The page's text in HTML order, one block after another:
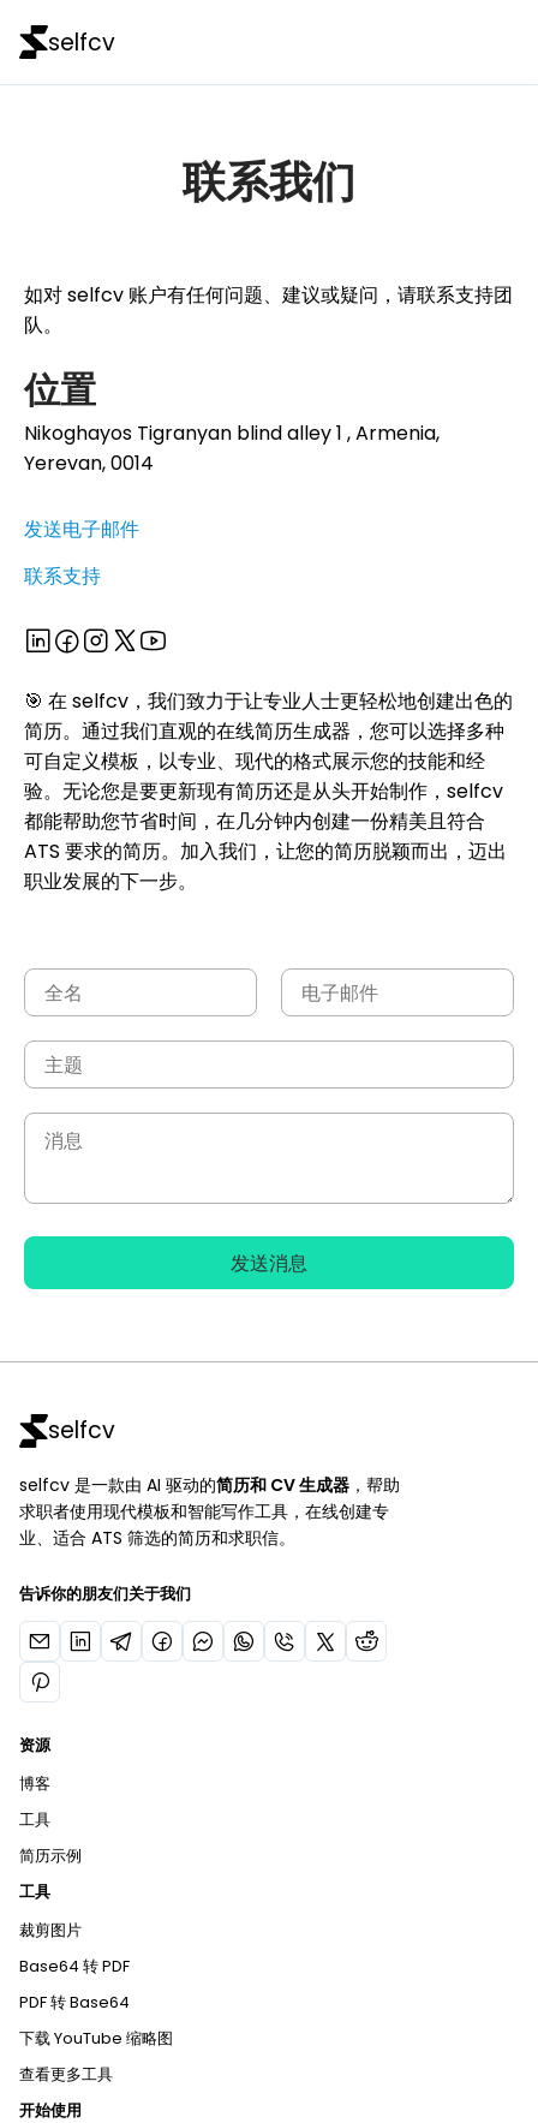
selfcv
联系我们
如对 selfcv 账户有任何问题、建议或疑问，请联系支持团
队。
位置
Nikoghayos Tigranyan blind alley 1 , Armenia,
Yerevan, 0014
发送电子邮件
联系支持
🎯 在 selfcv，我们致力于让专业人士更轻松地创建出色的
简历。通过我们直观的在线简历生成器，您可以选择多种
可自定义模板，以专业、现代的格式展示您的技能和经
验。无论您是要更新现有简历还是从头开始制作，selfcv
都能帮助您节省时间，在几分钟内创建一份精美且符合
ATS 要求的简历。加入我们，让您的简历脱颖而出，迈出
职业发展的下一步。
发送消息
selfcv
selfcv 是一款由 AI 驱动的简历和 CV 生成器 ，帮助
求职者使用现代模板和智能写作工具，在线创建专
业、适合 ATS 筛选的简历和求职信。
告诉你的朋友们关于我们
资源
博客
工具
简历示例
工具
裁剪图片
Base64 转 PDF
PDF 转 Base64
下载 YouTube 缩略图
查看更多工具
开始使用